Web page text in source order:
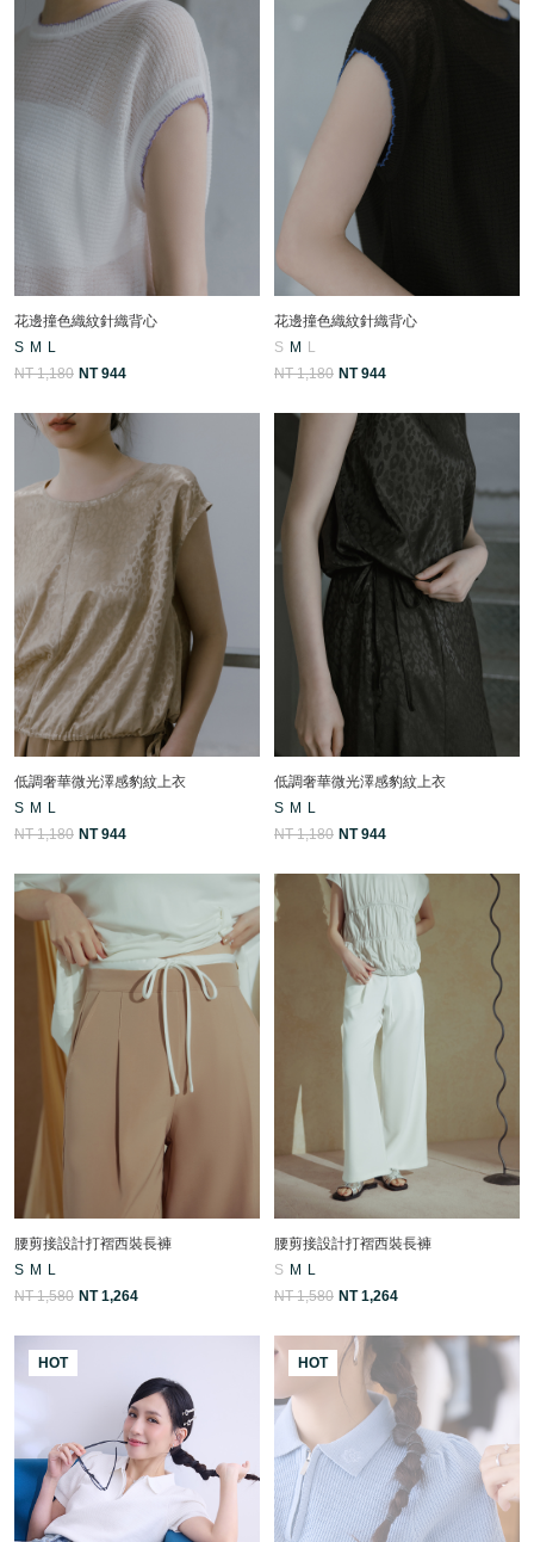
花邊撞色織紋針織背心
S M L
NT 1,180 NT 944
花邊撞色織紋針織背心
S M L
NT 1,180 NT 944
低調奢華微光澤感豹紋上衣
S M
L
NT 1,180 NT 944
低調奢華微光澤感豹紋上衣
S M
L
NT 1,180 NT 944
腰剪接設計打褶西裝長褲
S M L
NT 1,580 NT 1,264
腰剪接設計打褶西裝長褲
S M L
NT 1,580 NT 1,264
HOT HOT